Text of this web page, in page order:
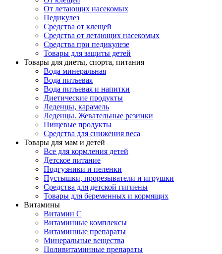
От летающих насекомых
Педикулез
Средства от клещей
Средства от летающих насекомых
Средства при педикулезе
Товары для защиты детей
Товары для диеты, спорта, питания
Вода минеральная
Вода питьевая
Вода питьевая и напитки
Диетические продукты
Леденцы, карамель
Леденцы. Жевательные резинки
Пищевые продукты
Средства для снижения веса
Товары для мам и детей
Все для кормления детей
Детское питание
Подгузники и пеленки
Пустышки, прорезыватели и игрушки
Средства для детской гигиены
Товары для беременных и кормящих
Витамины
Витамин С
Витаминные комплексы
Витаминные препараты
Минеральные вещества
Поливитаминные препараты